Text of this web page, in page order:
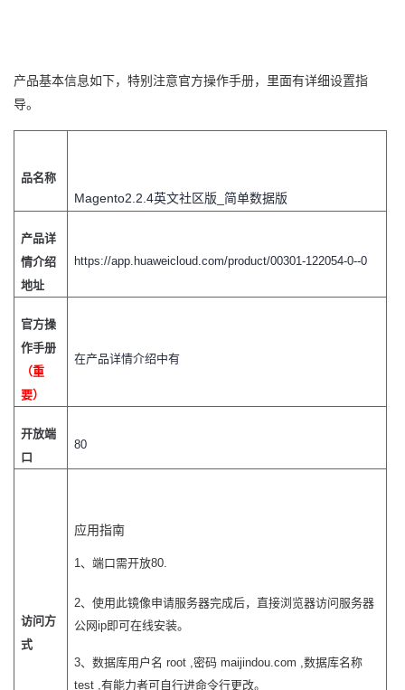
坛
圈
子
的
直
播
我
的
活
我
的
注
我
开
者
学
堂
程
认
的
我
的
我
支
持
我
支
声
产品基本信息如下，特别注意官方操作手册，里面有详细设置指
导。
品名称
Magento2.2.4英文社区版_简单数据版
产品详
情介绍
地址
https://app.huaweicloud.com/product/00301-122054-0--0
官方操
作手册
（重
要）
在产品详情介绍中有
开放端
口
80
访问方
式
应用指南
1、端口需开放80.
2、使用此镜像申请服务器完成后，直接浏览器访问服务器
公网ip即可在线安装。
3、 数据库用户名 root ,密码 maijindou.com ,数据库名称
test ,有能力者可自行进命令行更改。